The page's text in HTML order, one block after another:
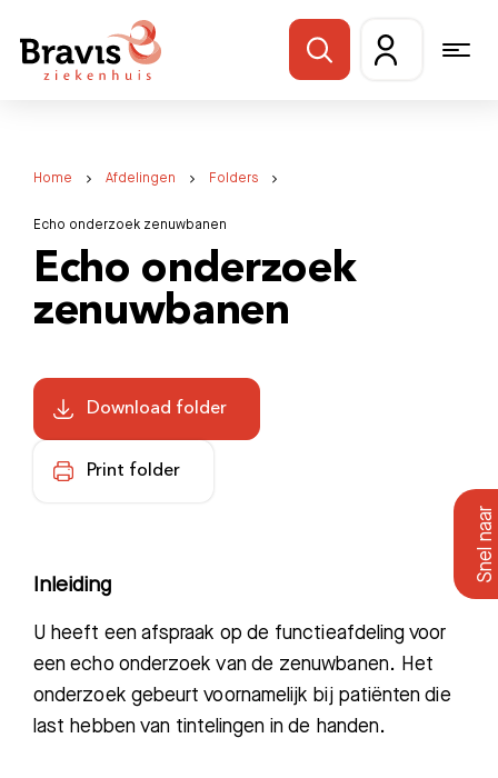
Home Afdelingen Folders
Echo onderzoek zenuwbanen
Echo onderzoek
zenuwbanen
Download folder
Print folder
Inleiding
U heeft een afspraak op de functieafdeling voor
een echo onderzoek van de zenuwbanen. Het
onderzoek gebeurt voornamelijk bij patiënten die
last hebben van tintelingen in de handen.